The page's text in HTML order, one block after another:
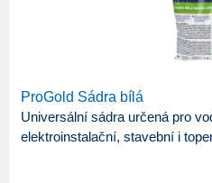
ProGold Sádra bílá
Universální sádra určená pro
elektroinstalační, stavební i